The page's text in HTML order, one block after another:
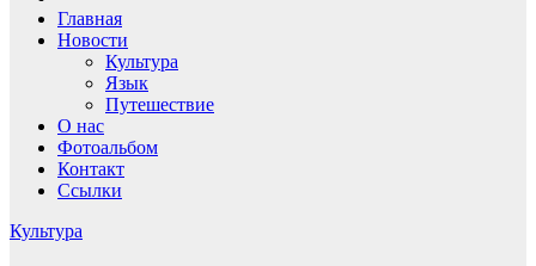
Главная
Новости
Культура
Язык
Путешествие
О нас
Фотоальбом
Контакт
Ссылки
Культура